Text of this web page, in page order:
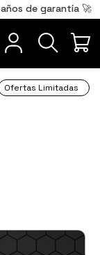
de garantía 🚀
Ofertas Limitadas
Total 0,00€
PT
FR